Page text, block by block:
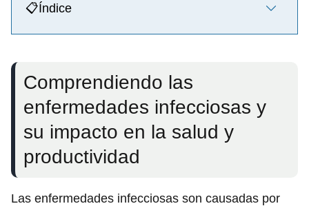
📋Índice
Comprendiendo las
enfermedades infecciosas y
su impacto en la salud y
productividad
Las enfermedades infecciosas son causadas por